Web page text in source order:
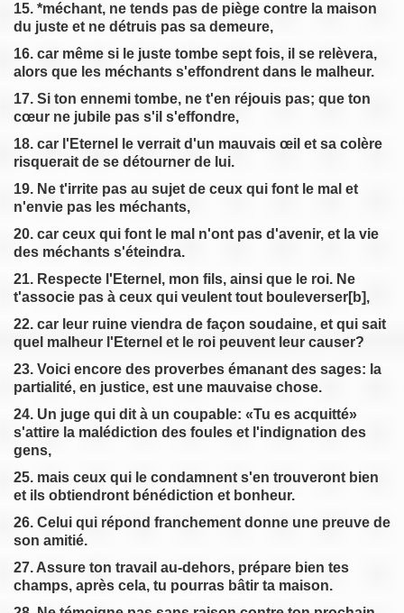
15. *méchant, ne tends pas de piège contre la maison
du juste et ne détruis pas sa demeure,
16. car même si le juste tombe sept fois, il se relèvera,
alors que les méchants s'effondrent dans le malheur.
17. Si ton ennemi tombe, ne t'en réjouis pas; que ton
cœur ne jubile pas s'il s'effondre,
18. car l'Eternel le verrait d'un mauvais œil et sa colère
risquerait de se détourner de lui.
19. Ne t'irrite pas au sujet de ceux qui font le mal et
n'envie pas les méchants,
20. car ceux qui font le mal n'ont pas d'avenir, et la vie
des méchants s'éteindra.
21. Respecte l'Eternel, mon fils, ainsi que le roi. Ne
t'associe pas à ceux qui veulent tout bouleverser[b],
22. car leur ruine viendra de façon soudaine, et qui sait
quel malheur l'Eternel et le roi peuvent leur causer?
23. Voici encore des proverbes émanant des sages: la
partialité, en justice, est une mauvaise chose.
24. Un juge qui dit à un coupable: «Tu es acquitté»
s'attire la malédiction des foules et l'indignation des
gens,
25. mais ceux qui le condamnent s'en trouveront bien
et ils obtiendront bénédiction et bonheur.
26. Celui qui répond franchement donne une preuve de
son amitié.
27. Assure ton travail au-dehors, prépare bien tes
champs, après cela, tu pourras bâtir ta maison.